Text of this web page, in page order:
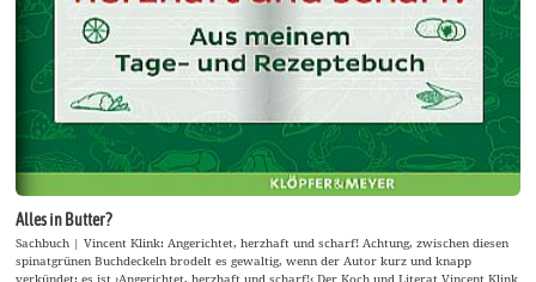
Alles in Butter?
Sachbuch | Vincent Klink: Angerichtet, herzhaft und scharf! Achtung, zwischen diesen
spinatgrünen Buchdeckeln brodelt es gewaltig, wenn der Autor kurz und knapp
verkündet: es ist ›Angerichtet, herzhaft und scharf!‹ Der Koch und Literat Vincent Klink